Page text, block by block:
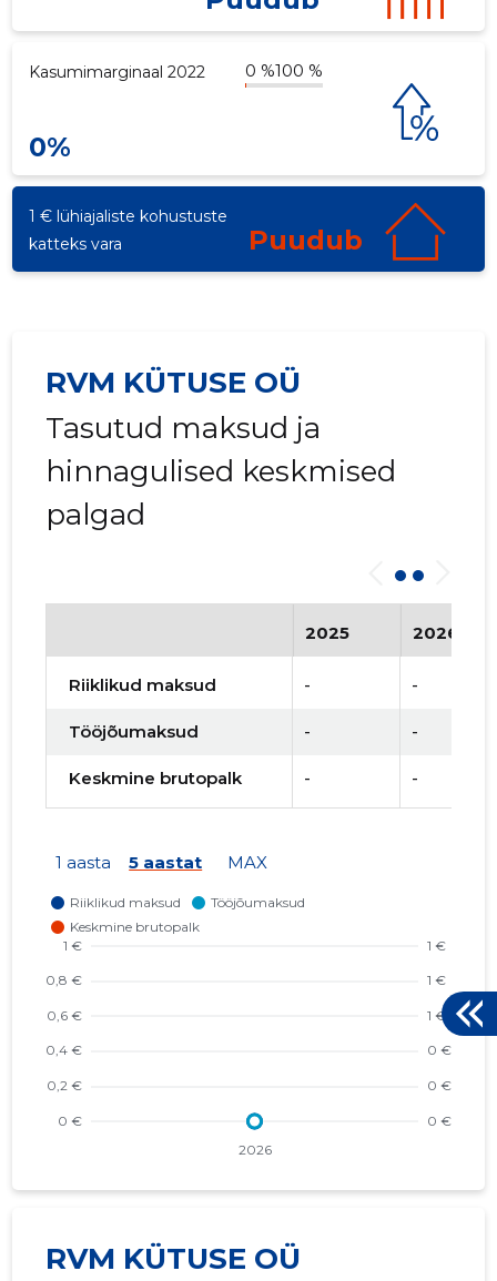
Kasumimarginaal 2022 0 %100 %
0%
1 € lühiajaliste kohustuste
katteks vara
Puudub
RVM KÜTUSE OÜ
Tasutud maksud ja
hinnagulised keskmised
palgad
2025 2026
Riiklikud maksud - -
Tööjõumaksud - -
Keskmine brutopalk - -
1 aasta 5 aastat MAX
RVM KÜTUSE OÜ